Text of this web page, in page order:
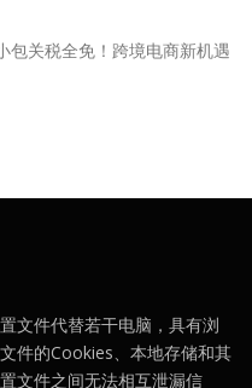
包关税全免！跨境电商新机遇
文件代替若干电脑，具有浏
件的Cookies、本地存储和其
文件之间无法相互泄漏信